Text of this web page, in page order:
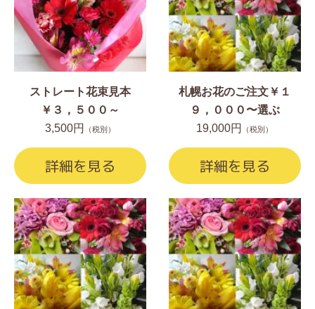
ストレート花束見本
￥３，５００～
3,500円
（税別）
詳細を見る
札幌お花のご注文￥１
９，０００〜選ぶ
19,000円
（税別）
詳細を見る